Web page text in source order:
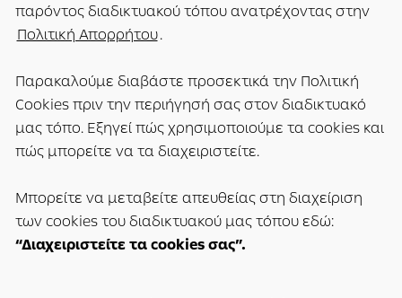
παρόντος διαδικτυακού τόπου ανατρέχοντας στην
Πολιτική Απορρήτου.
Παρακαλούμε διαβάστε προσεκτικά την Πολιτική
Cookies πριν την περιήγησή σας στον διαδικτυακό
μας τόπο. Εξηγεί πώς χρησιμοποιούμε τα cookies και
πώς μπορείτε να τα διαχειριστείτε.
Μπορείτε να μεταβείτε απευθείας στη διαχείριση
των cookies του διαδικτυακού μας τόπου εδώ:
“Διαχειριστείτε τα cookies σας”.